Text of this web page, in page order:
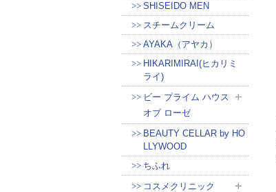
SHISEIDO MEN
スチームクリーム
AYAKA（アヤカ）
HIKARIMIRAI(ヒカリミ
ライ)
ビー プライム ハウス
オブ ローゼ
BEAUTY CELLAR by HO
LLYWOOD
ちふれ
コスメクリニック